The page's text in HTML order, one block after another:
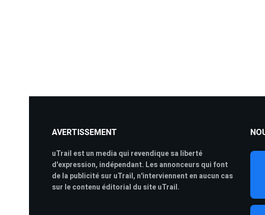
AVERTISSEMENT
uTrail est un media qui revendique sa liberté
d'expression, indépendant. Les annonceurs qui font
de la publicité sur uTrail, n'interviennent en aucun cas
sur le contenu éditorial du site uTrail.